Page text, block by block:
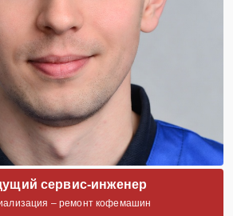
сервис-инженер
– ремонт кофемашин